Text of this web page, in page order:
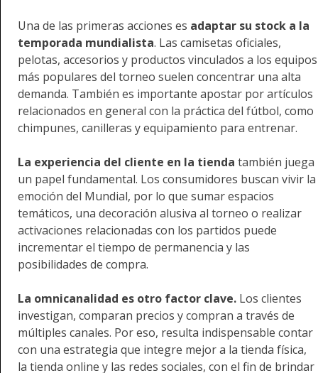
Una de las primeras acciones es adaptar su stock a la
temporada mundialista. Las camisetas oficiales,
pelotas, accesorios y productos vinculados a los equipos
más populares del torneo suelen concentrar una alta
demanda. También es importante apostar por artículos
relacionados en general con la práctica del fútbol, como
chimpunes, canilleras y equipamiento para entrenar.
La experiencia del cliente en la tienda también juega
un papel fundamental. Los consumidores buscan vivir la
emoción del Mundial, por lo que sumar espacios
temáticos, una decoración alusiva al torneo o realizar
activaciones relacionadas con los partidos puede
incrementar el tiempo de permanencia y las
posibilidades de compra.
La omnicanalidad es otro factor clave. Los clientes
investigan, comparan precios y compran a través de
múltiples canales. Por eso, resulta indispensable contar
con una estrategia que integre mejor a la tienda física,
la tienda online y las redes sociales, con el fin de brindar